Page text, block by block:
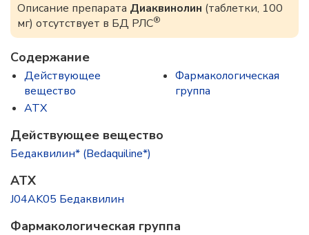
Описание препарата Диаквинолин (таблетки, 100
мг) отсутствует в БД РЛС®
Содержание
Действующее
вещество
ATX
Фармакологическая
группа
Действующее вещество
Бедаквилин* (Bedaquiline*)
ATX
J04AK05 Бедаквилин
Фармакологическая группа